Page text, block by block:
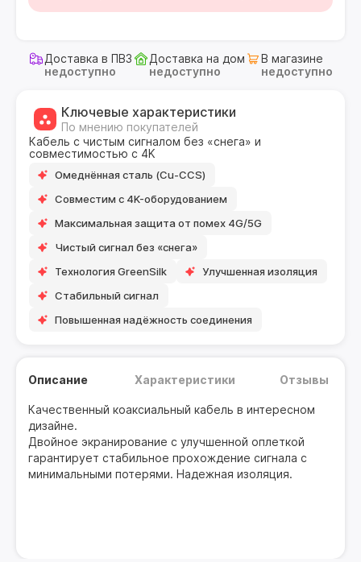
Доставка в ПВЗ
недоступно
Доставка на дом
недоступно
В магазине
недоступно
Ключевые характеристики
По мнению покупателей
Кабель с чистым сигналом без «снега» и
совместимостью с 4K
Омеднённая сталь (Cu-CCS)
Совместим с 4K-оборудованием
Максимальная защита от помех 4G/5G
Чистый сигнал без «снега»
Технология GreenSilk
Улучшенная изоляция
Стабильный сигнал
Повышенная надёжность соединения
Описание
Качественный коаксиальный кабель в интересном
дизайне.
Двойное экранирование с улучшенной оплеткой
гарантирует стабильное прохождение сигнала с
минимальными потерями. Надежная изоляция.
Характеристики Отзывы